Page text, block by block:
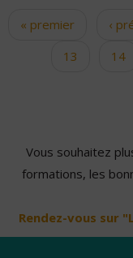
Pages
« premier ‹
13
14
Vous souhaitez
formations, les
Rendez-vous sur